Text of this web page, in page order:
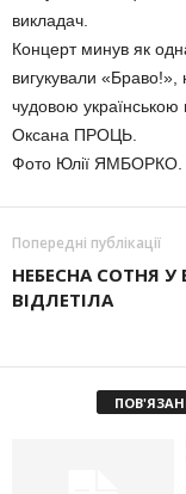
викладач.
Концерт минув як
вигукували «Браво!»,
чудовою
Оксана ПРОЦЬ.
Фото Юлії ЯМБОРКО.
Попередні публікації
НЕБЕСНА СОТНЯ У
ВІДЛЕТІЛА